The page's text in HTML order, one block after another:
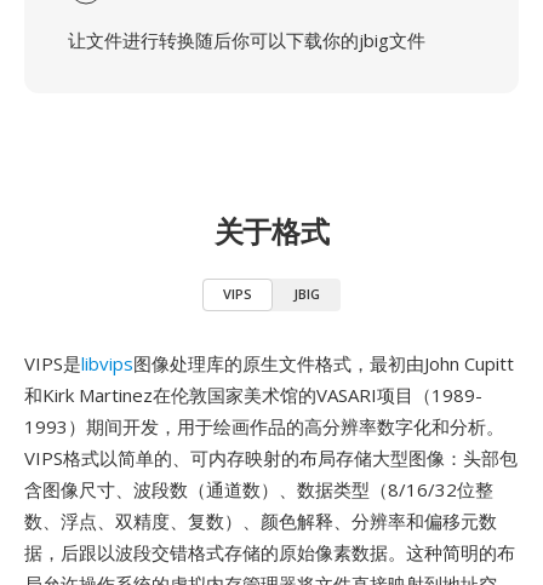
让文件进行转换随后你可以下载你的jbig文件
关于格式
VIPS JBIG
VIPS是libvips图像处理库的原生文件格式，最初由John Cupitt
和Kirk Martinez在伦敦国家美术馆的VASARI项目（1989-
1993）期间开发，用于绘画作品的高分辨率数字化和分析。
VIPS格式以简单的、可内存映射的布局存储大型图像：头部包
含图像尺寸、波段数（通道数）、数据类型（8/16/32位整
数、浮点、双精度、复数）、颜色解释、分辨率和偏移元数
据，后跟以波段交错格式存储的原始像素数据。这种简明的布